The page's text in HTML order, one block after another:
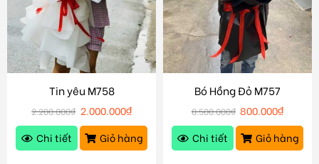
Tin yêu M758
2.200.000₫ 2.000.000₫
Chi tiết
Giỏ hàng
Bó Hồng Đỏ M757
8.500.000₫ 800.000₫
Chi tiết
Giỏ hàng